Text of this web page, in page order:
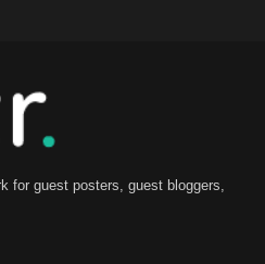
for guest posters, guest bloggers,